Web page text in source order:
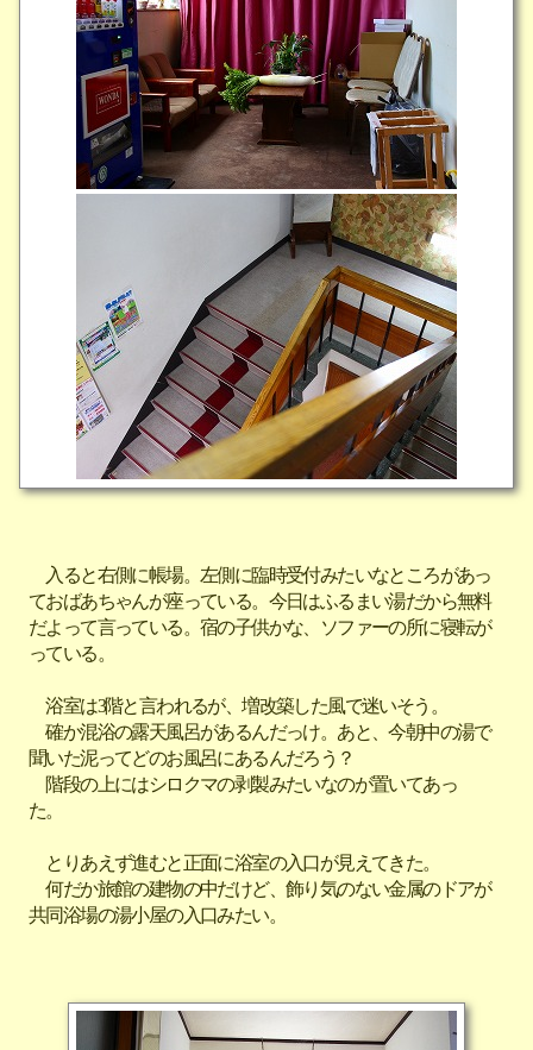
入ると右側に帳場。左側に臨時受付みたいなところがあっ
ておばあちゃんが座っている。今日はふるまい湯だから無料
だよって言っている。宿の子供かな、ソファーの所に寝転が
っている。
浴室は3階と言われるが、増改築した風で迷いそう。
確か混浴の露天風呂があるんだっけ。あと、今朝中の湯で
聞いた泥ってどのお風呂にあるんだろう？
階段の上にはシロクマの剥製みたいなのが置いてあっ
た。
とりあえず進むと正面に浴室の入口が見えてきた。
何だか旅館の建物の中だけど、飾り気のない金属のドアが
共同浴場の湯小屋の入口みたい。